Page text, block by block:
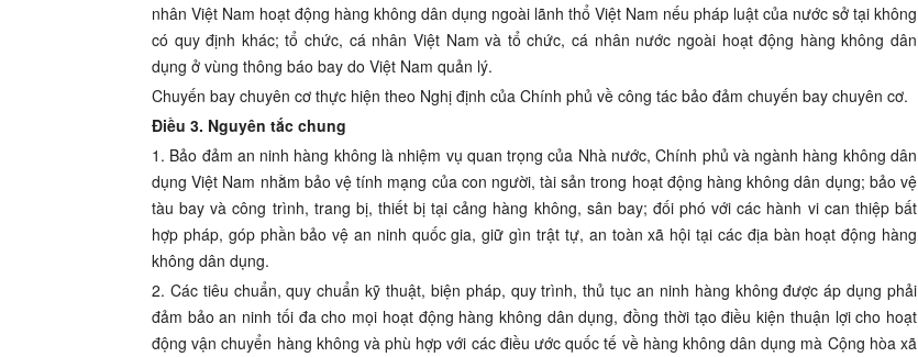
nhân Việt Nam hoạt động hàng không dân dụng ngoài lãnh thổ Việt Nam nếu pháp luật của nước sở tại không
có quy định khác; tổ chức, cá nhân Việt Nam và tổ chức, cá nhân nước ngoài hoạt động hàng không dân
dụng ở vùng thông báo bay do Việt Nam quản lý.
Chuyến bay chuyên cơ thực hiện theo Nghị định của Chính phủ về công tác bảo đảm chuyến bay chuyên cơ.
Điều 3. Nguyên tắc chung
1. Bảo đảm an ninh hàng không là nhiệm vụ quan trọng của Nhà nước, Chính phủ và ngành hàng không dân
dụng Việt Nam nhằm bảo vệ tính mạng của con người, tài sản trong hoạt động hàng không dân dụng; bảo vệ
tàu bay và công trình, trang bị, thiết bị tại cảng hàng không, sân bay; đối phó với các hành vi can thiệp bất
hợp pháp, góp phần bảo vệ an ninh quốc gia, giữ gìn trật tự, an toàn xã hội tại các địa bàn hoạt động hàng
không dân dụng.
2. Các tiêu chuẩn, quy chuẩn kỹ thuật, biện pháp, quy trình, thủ tục an ninh hàng không được áp dụng phải
đảm bảo an ninh tối đa cho mọi hoạt động hàng không dân dụng, đồng thời tạo điều kiện thuận lợi cho hoạt
động vận chuyển hàng không và phù hợp với các điều ước quốc tế về hàng không dân dụng mà Cộng hòa xã